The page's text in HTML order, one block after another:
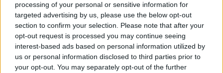
processing of your personal or sensitive information for
targeted advertising by us, please use the below opt-out
section to confirm your selection. Please note that after your
opt-out request is processed you may continue seeing
interest-based ads based on personal information utilized by
us or personal information disclosed to third parties prior to
your opt-out. You may separately opt-out of the further
Λ.Μενδώνη: Στην Αμοργό ο
ιδιαίτερος τοπικός πολιτισμός
και ο κυκλαδίτικος τρόπος
ζωής λειτουργούν από την
απώτερη αρχαιότητα
Νέους πολιτιστικούς
προορισμούς απέδωσε στη